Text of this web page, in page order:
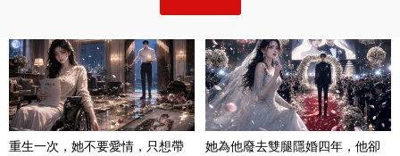
重生一次，她不要愛情，只想帶
她為他廢去雙腿隱婚四年，他卻